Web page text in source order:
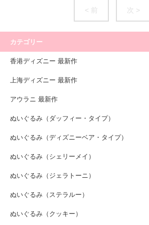
< 前 次 >
カテゴリー
香港ディズニー 最新作
上海ディズニー 最新作
アウラニ 最新作
ぬいぐるみ（ダッフィー・タイプ）
ぬいぐるみ（ディズニーベア・タイプ）
ぬいぐるみ（シェリーメイ）
ぬいぐるみ（ジェラトーニ）
ぬいぐるみ（ステラルー）
ぬいぐるみ（クッキー）